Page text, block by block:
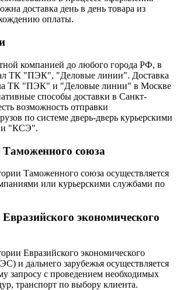
доставка день в день товара из
оплаты.
компанией до любого города РФ, в
ТК "ПЭК", "Деловые линии". Доставка
ТК "ПЭК" и "Деловые линии" в Москве
способы доставки в Санкт-
возможность отправки
по системе дверь-дверь курьерскими
и "КСЭ".
союза
Таможенного союза осуществляется
или курьерскими службами по
экономического
Евразийского экономического
и дальнего зарубежья осуществляется
запросу с проведением необходимых
транспорт по выбору клиента.